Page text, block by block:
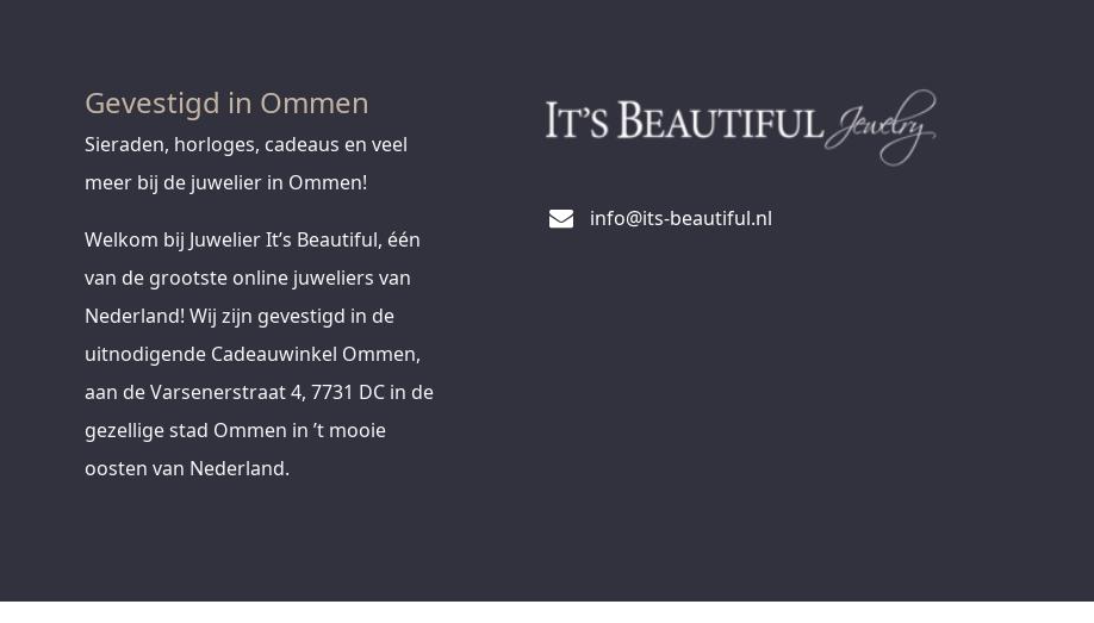
Gevestigd in Ommen
Sieraden, horloges, cadeaus en veel
meer bij de juwelier in Ommen!
Welkom bij Juwelier It’s Beautiful, één
van de grootste online juweliers van
Nederland! Wij zijn gevestigd in de
uitnodigende Cadeauwinkel Ommen,
aan de Varsenerstraat 4, 7731 DC in de
gezellige stad Ommen in ’t mooie
oosten van Nederland.
info@its-beautiful.nl